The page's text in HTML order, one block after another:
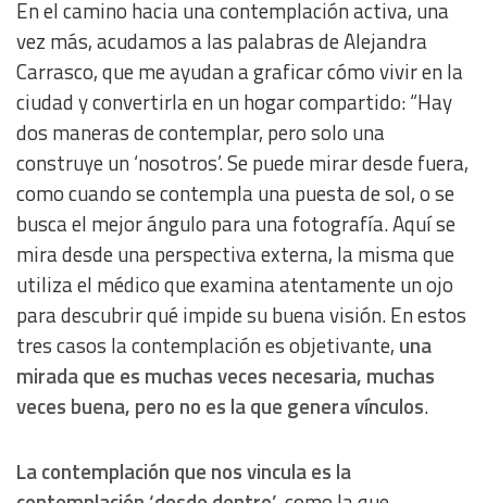
En el camino hacia una contemplación activa, una
vez más, acudamos a las palabras de Alejandra
Carrasco, que me ayudan a graficar cómo vivir en la
ciudad y convertirla en un hogar compartido: “Hay
dos maneras de contemplar, pero solo una
construye un ‘nosotros’. Se puede mirar desde fuera,
como cuando se contempla una puesta de sol, o se
busca el mejor ángulo para una fotografía. Aquí se
mira desde una perspectiva externa, la misma que
utiliza el médico que examina atentamente un ojo
para descubrir qué impide su buena visión. En estos
tres casos la contemplación es objetivante, una
mirada que es muchas veces necesaria, muchas
veces buena, pero no es la que genera vínculos.
La contemplación que nos vincula es la